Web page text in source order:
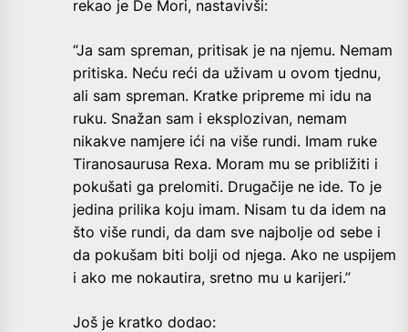
rekao je De Mori, nastavivši:
“Ja sam spreman, pritisak je na njemu. Nemam
pritiska. Neću reći da uživam u ovom tjednu,
ali sam spreman. Kratke pripreme mi idu na
ruku. Snažan sam i eksplozivan, nemam
nikakve namjere ići na više rundi. Imam ruke
Tiranosaurusa Rexa. Moram mu se približiti i
pokušati ga prelomiti. Drugačije ne ide. To je
jedina prilika koju imam. Nisam tu da idem na
što više rundi, da dam sve najbolje od sebe i
da pokušam biti bolji od njega. Ako ne uspijem
i ako me nokautira, sretno mu u karijeri.”
Još je kratko dodao: